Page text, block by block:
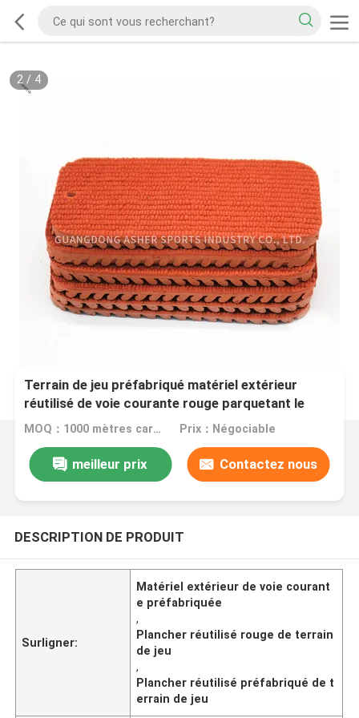
2/ 4
Terrain de jeu préfabriqué matériel extérieur
réutilisé de voie courante rouge parquetant le
type
MOQ：1000 mètres carrés Prix：Négociable
meilleur prix Contactez nous
DESCRIPTION DE PRODUIT
Surligner:
Matériel extérieur de voie courant
e préfabriquée
,
Plancher réutilisé rouge de terrain
de jeu
,
Plancher réutilisé préfabriqué de t
errain de jeu